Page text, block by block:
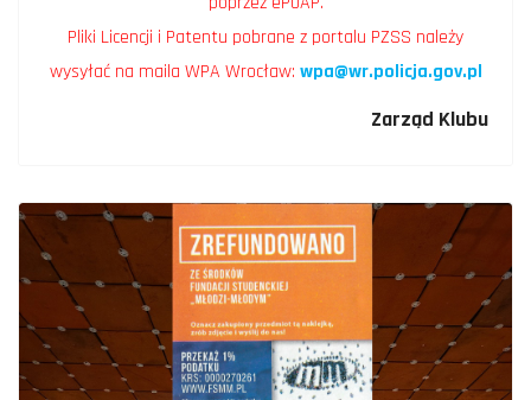
Pliki Licencji i Patentu pobrane z portalu PZSS należy
wysyłać na maila WPA Wrocław: wpa@wr.policja.gov.pl
Zarząd Klubu